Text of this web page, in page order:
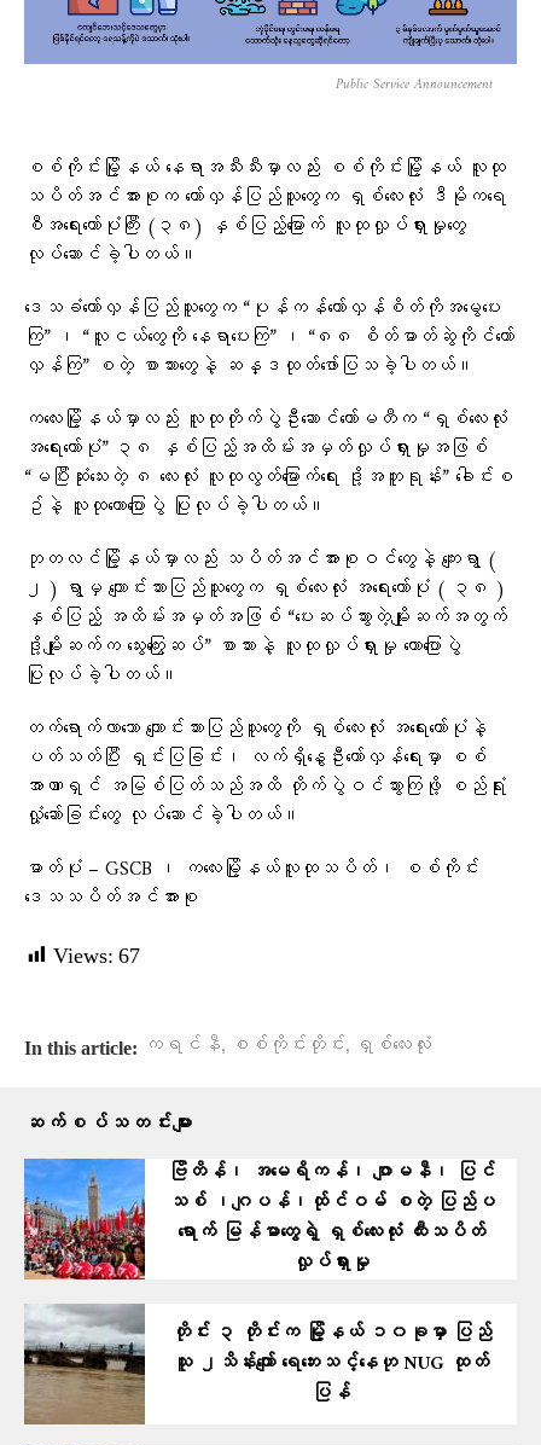
Public Service Announcement
စစ်ကိုင်းမြို့နယ် နေရာအသီးသီးမှာလည်း စစ်ကိုင်းမြို့နယ် လူထု
သပိတ်အင်အားစုက တော်လှန်ပြည်သူတွေက ရှစ်လေးလုံး ဒီမိုကရေ
စီအရေးတော်ပုံကြီး (၃၈) နှစ်ပြည့်မြောက် လူထုလှုပ်ရှားမှုတွေ
လုပ်ဆောင်ခဲ့ပါတယ်။
ဒေသခံတော်လှန်ပြည်သူတွေက “ပုန်ကန်တော်လှန်စိတ်ကိုအမွေပေး
ကြ” ၊ “လူငယ်တွေကို နေရာပေးကြ” ၊ “၈၈ စိတ်ဓာတ်ဆွဲကိုင်တော်
လှန်ကြ” စတဲ့ စာသားတွေနဲ့ ဆန္ဒထုတ်ဖော်ပြသခဲ့ပါတယ်။
ကလေးမြို့နယ်မှာလည်း လူထုတိုက်ပွဲဦးဆောင်ကော်မတီက “ရှစ်လေးလုံး
အရေးတော်ပုံ” ၃၈ နှစ်ပြည့်အထိမ်းအမှတ်လှုပ်ရှားမှုအဖြစ်
“မပြီးဆုံးသေးတဲ့ ၈ လေးလုံး လူထုလွတ်မြောက်ရေး ဒို့အတူရုန်း” ခေါင်းစ
ဥ်နဲ့ လူထုဟောပြောပွဲ ပြုလုပ်ခဲ့ပါတယ်။
ဘုတလင်မြို့နယ်မှာလည်း သပိတ်အင်အားစုဝင်တွေနဲ့ ကျေးရွာ (
၂ ) ရွာမှ ကျောင်းသားပြည်သူတွေက ရှစ်လေးလုံး အရေးတော်ပုံ ( ၃၈ )
နှစ်ပြည့် အထိမ်းအမှတ်အဖြစ် “ပေးဆပ်သွားတဲ့မျိုးဆက်အတွက်
ဒို့မျိုးဆက်က သွေးကြွေးဆပ်” စာသားနဲ့ လူထုလှုပ်ရှားမှု ဟောပြောပွဲ
ပြုလုပ်ခဲ့ပါတယ်။
တက်ရောက်လာသော ကျောင်းသားပြည်သူတွေကို ရှစ်လေးလုံး အရေးတော်ပုံနဲ့
ပတ်သတ်ပြီး ရှင်းပြခြင်း၊ လက်ရှိနွေဦးတော်လှန်ရေးမှာ စစ်
အာဏာရှင် အမြစ်ပြတ်သည်အထိ တိုက်ပွဲဝင်သွားကြဖို့ စည်ရုံး
လှုံ့ဆော်ခြင်းတွေ လုပ်ဆောင်ခဲ့ပါတယ်။
ဓာတ်ပုံ – GSCB ၊ ကလေးမြို့နယ်လူထုသပိတ်၊ စစ်ကိုင်း
ဒေသသပိတ်အင်အားစု
Views: 67
In this article: ကရင်နီ, စစ်ကိုင်းတိုင်း, ရှစ်လေးလုံး
ဆက်စပ်သတင်းများ
ဗြိတိန်၊ အမေရိကန်၊ ဂျာမနီ၊ ပြင်
သစ် ၊ဂျပန်၊ထ်ုင်ဝမ် စတဲ့ ပြ​ည်ပ
ရောက် မြန်မာတွေရဲ့ ရှစ်လေးလုံး ထီးသပိတ်
လှုပ်ရှားမှု
တိုင်း ၃ တိုင်းက မြို့နယ် ၁၀ခုမှာ ပြည်
သူ ၂သိန်းကျော် ရေဘေးသင့်နေဟု NUG ထုတ်
ပြန်